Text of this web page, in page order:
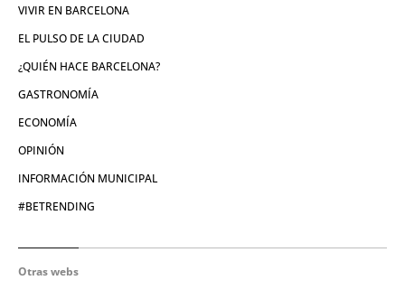
VIVIR EN BARCELONA
EL PULSO DE LA CIUDAD
¿QUIÉN HACE BARCELONA?
GASTRONOMÍA
ECONOMÍA
OPINIÓN
INFORMACIÓN MUNICIPAL
#BETRENDING
Otras webs